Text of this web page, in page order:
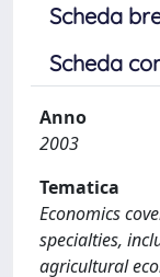
Scheda
Scheda
Anno
2003
Tematica
Economics
specialties,
agricultural